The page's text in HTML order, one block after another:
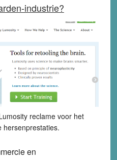
industrie?
reclame voor het
hersenprestaties.
en